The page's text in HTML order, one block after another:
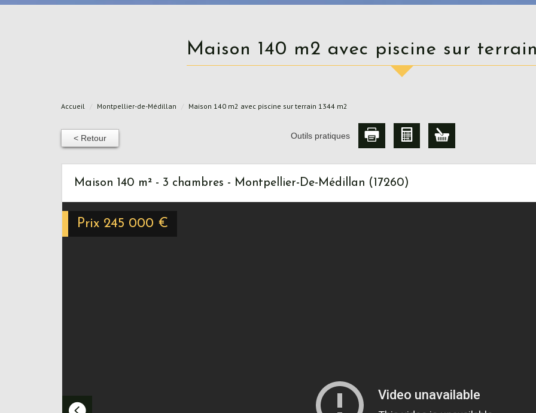
Maison 140 m2 avec piscine sur
Accueil Montpellier-de-Médillan Maison 140 m2 avec piscine sur terrain 1344 m2
< Retour Outils pratiques
Maison 140 m² - 3 chambres - Montpellier-De-Médillan (17260)
Prix 245 000 €